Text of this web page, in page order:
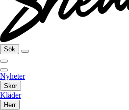
Sök
Nyheter
Skor
Kläder
Herr